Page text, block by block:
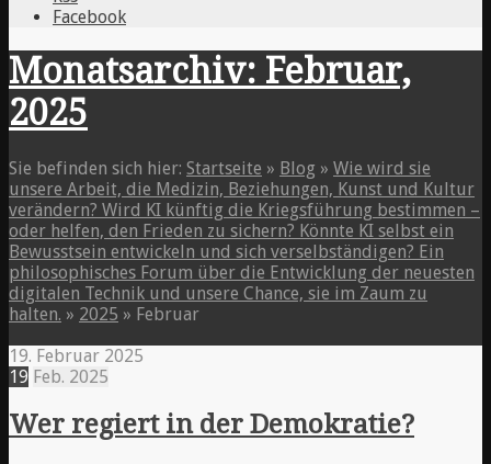
Facebook
Monatsarchiv: Februar,
2025
Sie befinden sich hier: Startseite » Blog » Wie wird sie
unsere Arbeit, die Medizin, Beziehungen, Kunst und Kultur
verändern? Wird KI künftig die Kriegsführung bestimmen –
oder helfen, den Frieden zu sichern? Könnte KI selbst ein
Bewusstsein entwickeln und sich verselbständigen? Ein
philosophisches Forum über die Entwicklung der neuesten
digitalen Technik und unsere Chance, sie im Zaum zu
halten. » 2025 » Februar
19. Februar 2025
19 Feb. 2025
Wer regiert in der Demokratie?